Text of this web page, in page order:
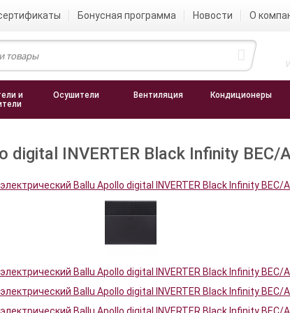
Бонусная программа Новости О
и
Осушители Вентиляция Кондиционеры
INVERTER Black Infinity BEC/